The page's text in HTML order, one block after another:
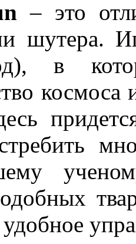
– это
шутера.
в
космоса